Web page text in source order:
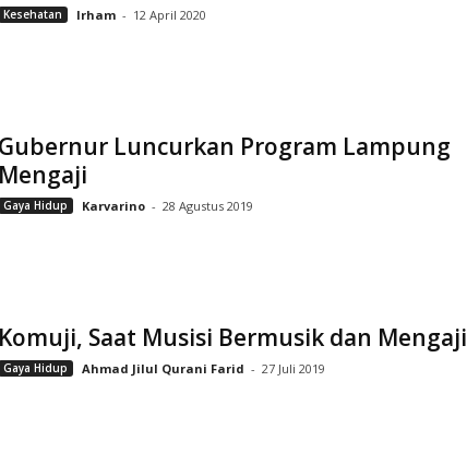
Kesehatan Irham - 12 April 2020
Gubernur Luncurkan Program Lampung
Mengaji
Gaya Hidup Karvarino - 28 Agustus 2019
Komuji, Saat Musisi Bermusik dan Mengaji
Gaya Hidup Ahmad Jilul Qurani Farid - 27 Juli 2019